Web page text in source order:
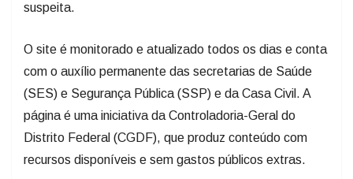
suspeita.
O site é monitorado e atualizado todos os dias e conta
com o auxílio permanente das secretarias de Saúde
(SES) e Segurança Pública (SSP) e da Casa Civil. A
página é uma iniciativa da Controladoria-Geral do
Distrito Federal (CGDF), que produz conteúdo com
recursos disponíveis e sem gastos públicos extras.